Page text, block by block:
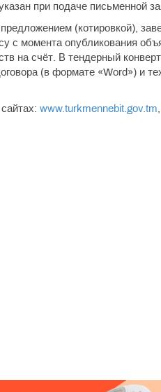
при подаче письменной
(котировкой),
с момента опубликования
на счёт. В тендерный
(в формате «Word») и
www.turkmennebit.gov.tm